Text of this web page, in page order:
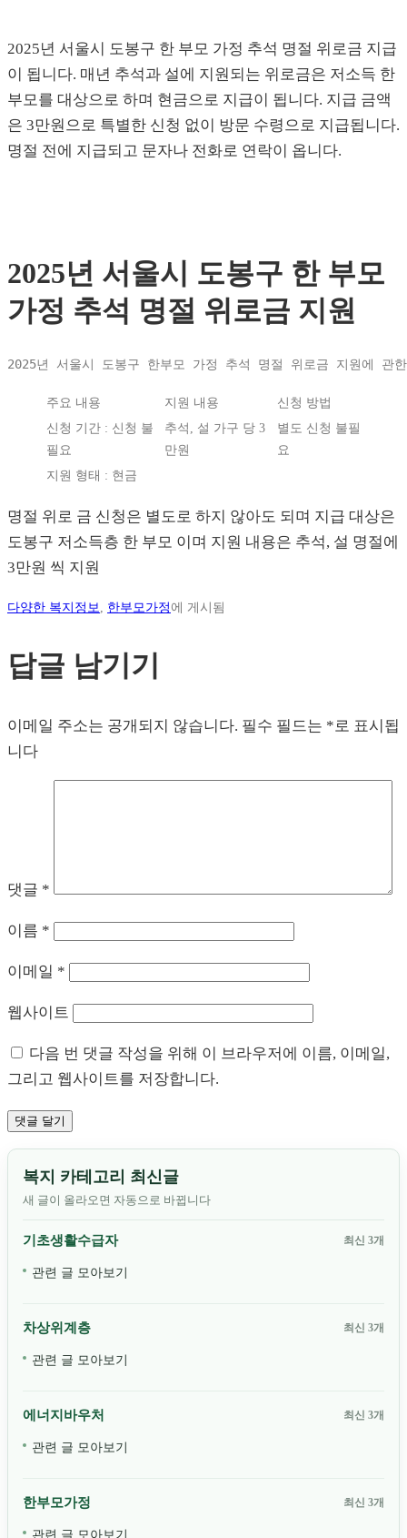
2025년 서울시 도봉구 한 부모 가정 추석 명절 위로금 지급
이 됩니다. 매년 추석과 설에 지원되는 위로금은 저소득 한
부모를 대상으로 하며 현금으로 지급이 됩니다. 지급 금액
은 3만원으로 특별한 신청 없이 방문 수령으로 지급됩니다.
명절 전에 지급되고 문자나 전화로 연락이 옵니다.
2025년 서울시 도봉구 한 부모
가정 추석 명절 위로금 지원
2025년 서울시 도봉구 한부모 가정 추석 명절 위로금 지원에 관
주요 내용 지원 내용
신청 방법
신청 기간 : 신청 불
필요
추석, 설 가구 당 3
만원
별도 신청 불필
요
지원 형태 : 현금
명절 위로 금 신청은 별도로 하지 않아도 되며 지급 대상은
도봉구 저소득층 한 부모 이며 지원 내용은 추석, 설 명절에
3만원 씩 지원
다양한 복지정보 한부모가정에 게시됨
답글 남기기
이메일 주소는 공개되지 않습니다. 필수 필드는 * 로 표시됩
니다
댓글 *
이름 *
이메일 *
웹사이트
다음 번 댓글 작성을 위해 이 브라우저에 이름, 이메일,
그리고 웹사이트를 저장합니다.
복지 카테고리 최신글
새 글이 올라오면 자동으로 바뀝니다
기초생활수급자 최신 3개
관련 글 모아보기
차상위계층 최신 3개
관련 글 모아보기
에너지바우처 최신 3개
관련 글 모아보기
한부모가정 최신 3개
관련 글 모아보기